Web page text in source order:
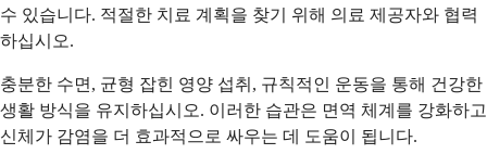
수 있습니다. 적절한 치료 계획을 찾기 위해 의료 제공자와 협력
하십시오.
충분한 수면, 균형 잡힌 영양 섭취, 규칙적인 운동을 통해 건강한
생활 방식을 유지하십시오. 이러한 습관은 면역 체계를 강화하고
신체가 감염을 더 효과적으로 싸우는 데 도움이 됩니다.